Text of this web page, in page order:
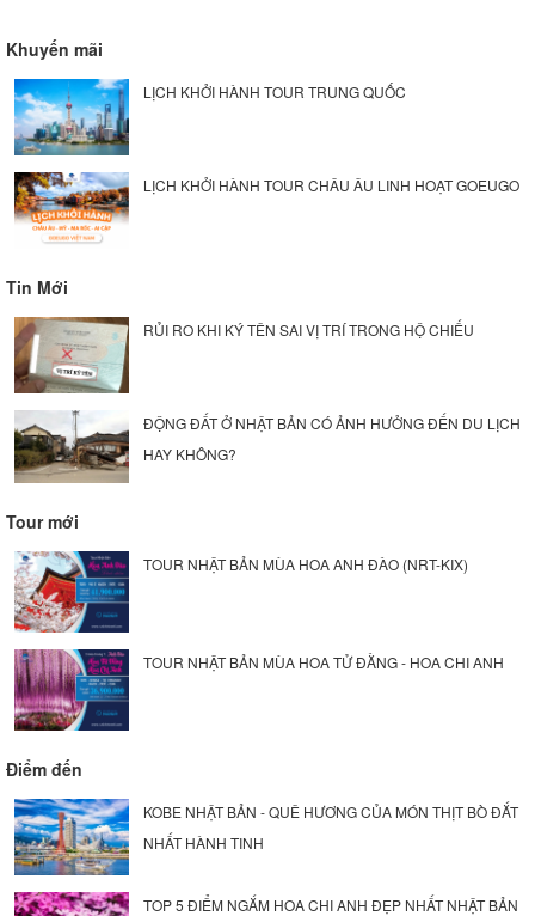
Khuyến mãi
LỊCH KHỞI HÀNH TOUR TRUNG QUỐC
LỊCH KHỞI HÀNH TOUR CHÂU ÂU LINH HOẠT GOEUGO
Tin Mới
RỦI RO KHI KÝ TÊN SAI VỊ TRÍ TRONG HỘ CHIẾU
ĐỘNG ĐẤT Ở NHẬT BẢN CÓ ẢNH HƯỞNG ĐẾN DU LỊCH
HAY KHÔNG?
Tour mới
TOUR NHẬT BẢN MÙA HOA ANH ĐÀO (NRT-KIX)
TOUR NHẬT BẢN MÙA HOA TỬ ĐẰNG - HOA CHI ANH
Điểm đến
KOBE NHẬT BẢN - QUÊ HƯƠNG CỦA MÓN THỊT BÒ ĐẮT
NHẤT HÀNH TINH
TOP 5 ĐIỂM NGẮM HOA CHI ANH ĐẸP NHẤT NHẬT BẢN